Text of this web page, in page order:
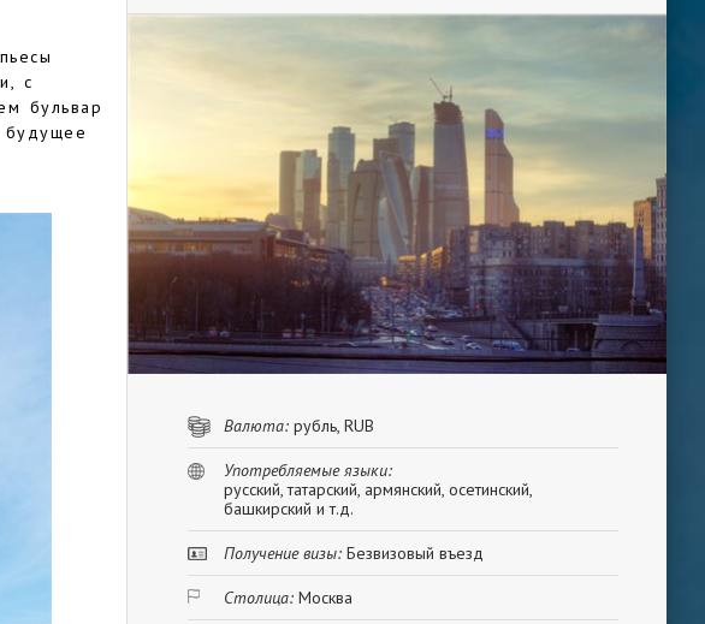
с
бульвар
будущее
Валюта: рубль, RUB
Употребляемые языки:
русский, татарский, армянский, осетинский,
башкирский и т.д.
Получение визы: Безвизовый въезд
Столица: Москва